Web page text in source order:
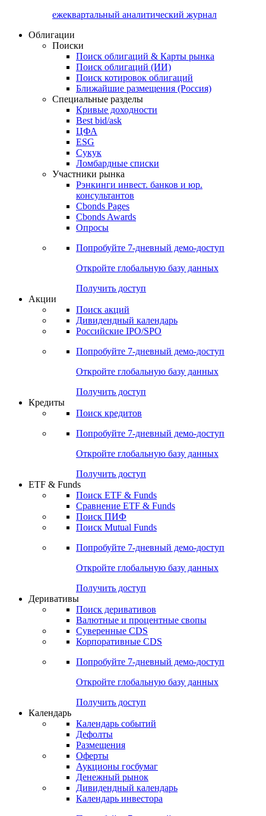
ежеквартальный аналитический журнал
Облигации
Поиски
Поиск облигаций & Карты рынка
Поиск облигаций (ИИ)
Поиск котировок облигаций
Ближайшие размещения (Россия)
Специальные разделы
Кривые доходности
Best bid/ask
ЦФА
ESG
Сукук
Ломбардные списки
Участники рынка
Рэнкинги инвест. банков и юр.
консультантов
Cbonds Pages
Cbonds Awards
Опросы
Попробуйте 7-дневный демо-доступ
Откройте глобальную базу данных
Получить доступ
Акции
Поиск акций
Дивидендный календарь
Российские IPO/SPO
Попробуйте 7-дневный демо-доступ
Откройте глобальную базу данных
Получить доступ
Кредиты
Поиск кредитов
Попробуйте 7-дневный демо-доступ
Откройте глобальную базу данных
Получить доступ
ETF & Funds
Поиск ETF & Funds
Сравнение ETF & Funds
Поиск ПИФ
Поиск Mutual Funds
Попробуйте 7-дневный демо-доступ
Откройте глобальную базу данных
Получить доступ
Деривативы
Поиск деривативов
Валютные и процентные свопы
Суверенные CDS
Корпоративные CDS
Попробуйте 7-дневный демо-доступ
Откройте глобальную базу данных
Получить доступ
Календарь
Календарь событий
Дефолты
Размещения
Оферты
Аукционы госбумаг
Денежный рынок
Дивидендный календарь
Календарь инвестора